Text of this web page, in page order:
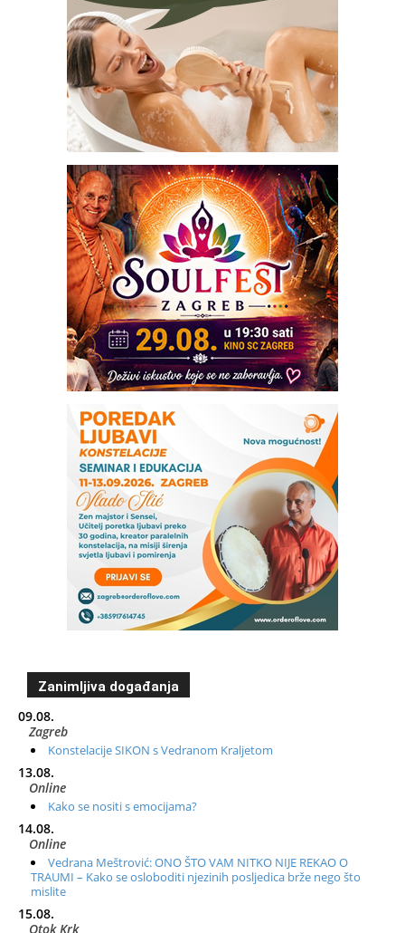
Zanimljiva događanja
09.08.
Zagreb
Konstelacije SIKON s Vedranom Kraljetom
13.08.
Online
Kako se nositi s emocijama?
14.08.
Online
Vedrana Meštrović: ONO ŠTO VAM NITKO NIJE REKAO O
TRAUMI – Kako se osloboditi njezinih posljedica brže nego što
mislite
15.08.
Otok Krk